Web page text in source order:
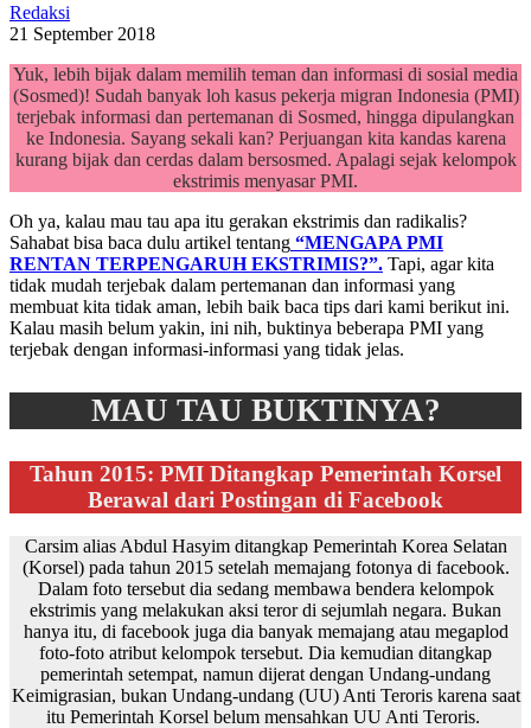
Redaksi
21 September 2018
Yuk, lebih bijak dalam memilih teman dan informasi di sosial media
(Sosmed)! Sudah banyak loh kasus pekerja migran Indonesia (PMI)
terjebak informasi dan pertemanan di Sosmed, hingga dipulangkan
ke Indonesia. Sayang sekali kan? Perjuangan kita kandas karena
kurang bijak dan cerdas dalam bersosmed. Apalagi sejak kelompok
ekstrimis menyasar PMI.
Oh ya, kalau mau tau apa itu gerakan ekstrimis dan radikalis?
Sahabat bisa baca dulu artikel tentang “MENGAPA PMI
RENTAN TERPENGARUH EKSTRIMIS?”. Tapi, agar kita
tidak mudah terjebak dalam pertemanan dan informasi yang
membuat kita tidak aman, lebih baik baca tips dari kami berikut ini.
Kalau masih belum yakin, ini nih, buktinya beberapa PMI yang
terjebak dengan informasi-informasi yang tidak jelas.
MAU TAU BUKTINYA?
Tahun 2015: PMI Ditangkap Pemerintah Korsel
Berawal dari Postingan di Facebook
Carsim alias Abdul Hasyim ditangkap Pemerintah Korea Selatan
(Korsel) pada tahun 2015 setelah memajang fotonya di facebook.
Dalam foto tersebut dia sedang membawa bendera kelompok
ekstrimis yang melakukan aksi teror di sejumlah negara. Bukan
hanya itu, di facebook juga dia banyak memajang atau megaplod
foto-foto atribut kelompok tersebut. Dia kemudian ditangkap
pemerintah setempat, namun dijerat dengan Undang-undang
Keimigrasian, bukan Undang-undang (UU) Anti Teroris karena saat
itu Pemerintah Korsel belum mensahkan UU Anti Teroris.